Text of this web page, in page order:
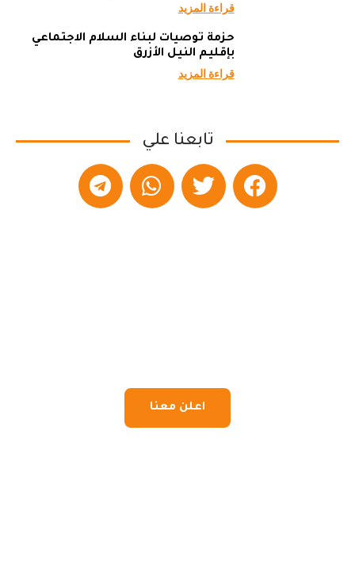
قراءة المزيد
حزمة توصيات لبناء السلام الاجتماعي
بإقليم النيل الأزرق
قراءة المزيد
تابعنا علي
اعلن معنا